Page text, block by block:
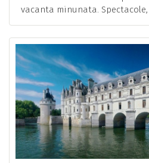
vacanta minunata. Spectacole,